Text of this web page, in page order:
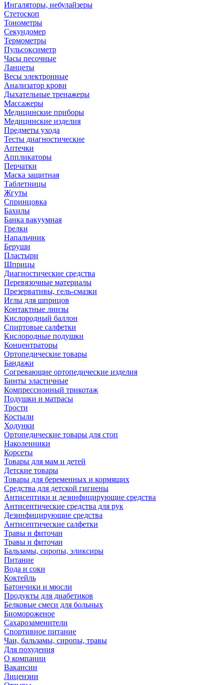
Ингаляторы, небулайзеры
Стетоскоп
Тонометры
Секундомер
Термометры
Пульсоксиметр
Часы песочные
Ланцеты
Весы электронные
Анализатор крови
Дыхательные тренажеры
Массажеры
Медицинские приборы
Медицинские изделия
Предметы ухода
Тесты диагностические
Аптечки
Аппликаторы
Перчатки
Маска защитная
Таблетницы
Жгуты
Спринцовка
Бахилы
Банка вакуумная
Грелки
Напальчник
Беруши
Пластыри
Шприцы
Диагностические средства
Перевязочные материалы
Презервативы, гель-смазки
Иглы для шприцов
Контактные линзы
Кислородный баллон
Спиртовые салфетки
Кислородные подушки
Концентраторы
Ортопедические товары
Бандажи
Согревающие ортопедические изделия
Бинты эластичные
Компрессионный трикотаж
Подушки и матрасы
Трости
Костыли
Ходунки
Ортопедические товары для стоп
Наколенники
Корсеты
Товары для мам и детей
Детские товары
Товары для беременных и кормящих
Средства для детской гигиены
Антисептики и дезинфицирующие средства
Антисептические средства для рук
Дезинфицирующие средства
Антисептические салфетки
Травы и фиточаи
Травы и фиточаи
Бальзамы, сиропы, эликсиры
Питание
Вода и соки
Коктейль
Батончики и мюсли
Продукты для диабетиков
Белковые смеси для больных
Биомороженое
Сахарозаменители
Спортивное питание
Чаи, бальзамы, сиропы, травы
Для похудения
О компании
Вакансии
Лицензии